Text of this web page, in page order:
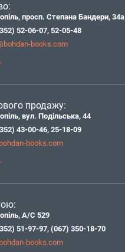
просп. Степана Бандери, 34а
52-06-07, 52-05-48
books.com
продажу:
вул. Подільська, 44
43-00-46, 25-18-09
books.com
А/С 529
51-97-97, (067) 350-18-70
books.com